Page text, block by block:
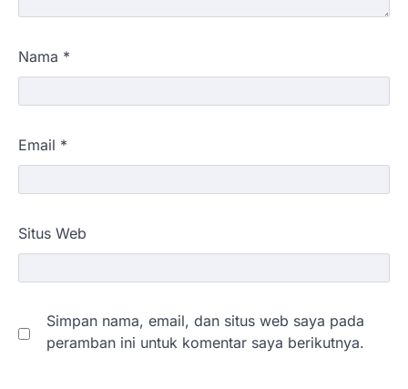
Nama *
Email *
Situs Web
Simpan nama, email, dan situs web saya pada
peramban ini untuk komentar saya berikutnya.